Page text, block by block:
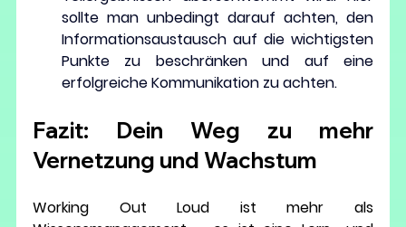
sollte man unbedingt darauf achten, den
Informationsaustausch auf die wichtigsten
Punkte zu beschränken und auf eine
erfolgreiche Kommunikation zu achten.
Fazit: Dein Weg zu mehr
Vernetzung und Wachstum
Working Out Loud ist mehr als